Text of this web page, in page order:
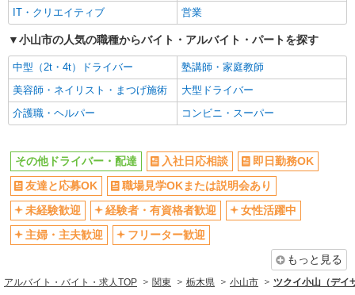
ブランクOK
ミドル（40代～）活躍中
エルダー（50代～）活躍中
昇給あり
禁煙・分煙
バイク通勤OK
自転車通勤OK
残業ほぼなし
副業・WワークOK
転勤なし
産休・育休取得実績あり
各種手当（家族・役職・インセン
ティブなど）あり
研修制度あり
社員登用あり
資格取得支援制度あり
髪型・髪色自由
髭（ひげ）OK
ネイルOK
IT・クリエイティブ
営業
小山市の人気の職種からバイト・アルバイト・パートを探す
中型（2t・4t）ドライバー
塾講師・家庭教師
美容師・ネイリスト・まつげ施術
大型ドライバー
介護職・ヘルパー
コンビニ・スーパー
その他ドライバー・配達 入社日応相談
即日勤務OK
友達と応募OK
職場見学OKまたは説明会あり
未経験歓迎
経験者・有資格者歓迎
女性活躍中
主婦・主夫歓迎
フリーター歓迎
もっと見る
アルバイト・バイト・求人TOP 関東 栃木県 小山市 ツクイ小山（デイ